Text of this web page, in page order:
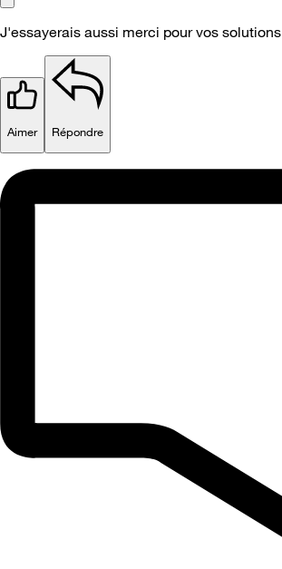
J'essayerais aussi merci pour vos solutions
Aimer Répondre